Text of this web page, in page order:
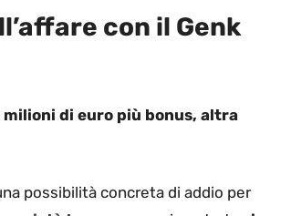
con il Genk
milioni di euro più bonus, altra
possibilità concreta di addio per